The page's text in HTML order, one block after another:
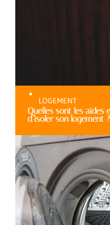
LOGEMENT
Quelles sont les aides
d’isoler son logement ?